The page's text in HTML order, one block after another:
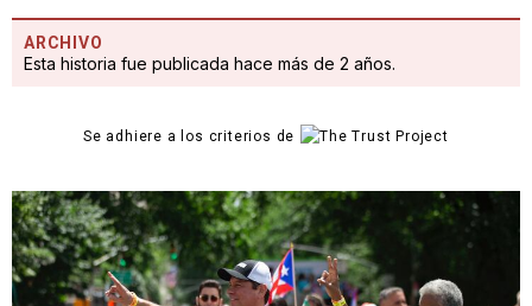
ARCHIVO
Esta historia fue publicada hace más de 2 años.
Se adhiere a los criterios de